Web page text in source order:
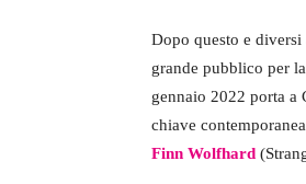
Dopo questo e
grande pubblico per
gennaio 2022 porta a
chiave
Finn Wolfhard